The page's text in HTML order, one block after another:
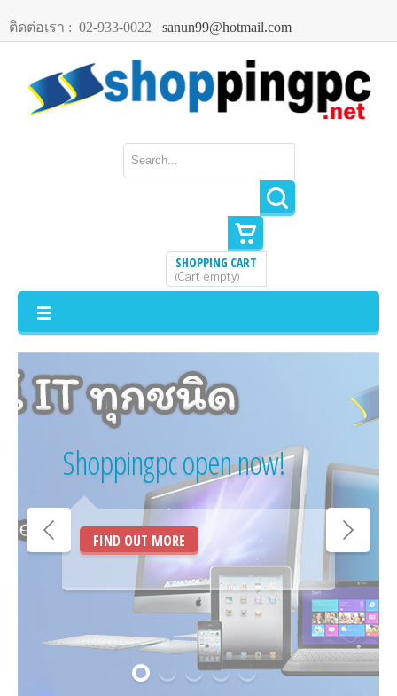
ติดต่อเรา : 02-933-0022 sanun99@hotmail.com
SHOPPING CART
(Cart empty)